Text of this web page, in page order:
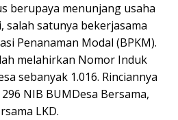
berupaya menunjang usaha
salah satunya bekerjasama
Penanaman Modal (BPKM).
melahirkan Nomor Induk
sebanyak 1.016. Rinciannya
NIB BUMDesa Bersama,
LKD.